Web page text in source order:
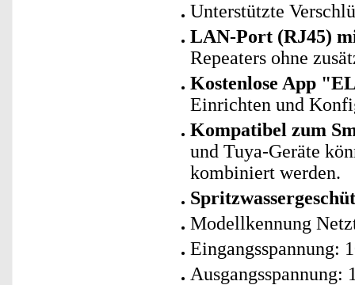
Unterstützte
LAN-Port (RJ45)
Repeaters ohne
Kostenlose App
Einrichten und
Kompatibel zum
und Tuya-Geräte
kombiniert werden.
Modellkennung
Eingangsspannung:
Ausgangsspannung: